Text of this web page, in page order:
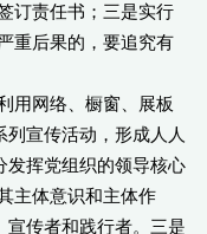
订责任书；三是实行
重后果的，要追究有
网络、橱窗、展板
列宣传活动，形成人人
发挥党组织的领导核心
主体意识和主体作
宣传者和践行者。三是